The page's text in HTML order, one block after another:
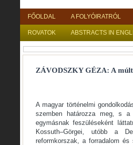
FŐOLDAL A FOLYÓIRATRÓL
ROVATOK ABSTRACTS IN
ZÁVODSZKY GÉZA: A múlt
A magyar történelmi
szemben határozza meg, s a
egymásnak feszüléseként
Kossuth–Görgei, utóbb a
reformkorszak, a forradalom